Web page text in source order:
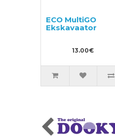
ECO MultiGO
Ekskavaator
13.00€